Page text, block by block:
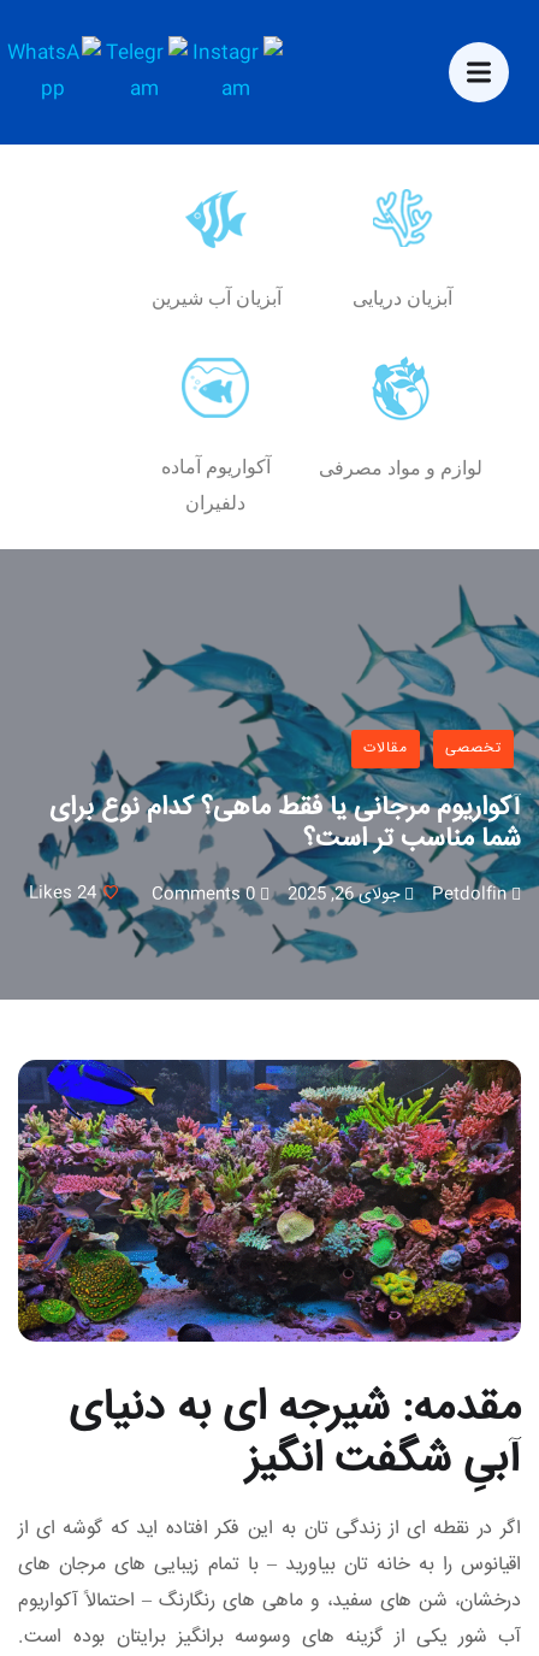
آبزیان دریایی آبزیان آب شیرین
لوازم و مواد مصرفی
آکواریوم آماده
دلفیران
تخصصی مقالات
آکواریوم مرجانی یا فقط ماهی؟ کدام نوع برای
شما مناسب‌ تر است؟
Petdolfin جولای 26, 2025 0 Comments
24
Likes
مقدمه: شیرجه‌ ای به دنیای
آبیِ شگفت‌ انگیز
اگر در نقطه‌ ای از زندگی‌ تان به این فکر افتاده‌ اید که گوشه‌ ای از
اقیانوس را به خانه‌ تان بیاورید – با تمام زیبایی‌ های مرجان‌ های
درخشان، شن‌ های سفید، و ماهی‌ های رنگارنگ – احتمالاً آکواریوم
آب شور یکی از گزینه‌ های وسوسه‌ برانگیز برایتان بوده است.